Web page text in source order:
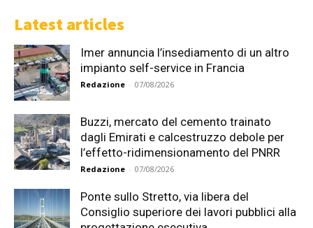
Latest articles
Imer annuncia l’insediamento di un altro
impianto self-service in Francia
Redazione - 07/08/2026
Buzzi, mercato del cemento trainato
dagli Emirati e calcestruzzo debole per
l’effetto-ridimensionamento del PNRR
Redazione - 07/08/2026
Ponte sullo Stretto, via libera del
Consiglio superiore dei lavori pubblici alla